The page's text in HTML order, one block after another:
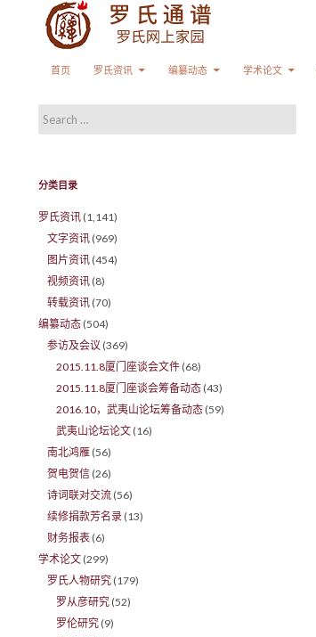
首页
罗氏资讯 编纂动态 学术论文
Search for:
分类目录
罗氏资讯 (1,141)
文字资讯 (969)
图片资讯 (454)
视频资讯 (8)
转载资讯 (70)
编纂动态 (504)
参访及会议 (369)
2015.11.8厦门座谈会文件 (68)
2015.11.8厦门座谈会筹备动态 (43)
2016.10，武夷山论坛筹备动态 (59)
武夷山论坛论文 (16)
南北鸿雁 (56)
贺电贺信 (26)
诗词联对交流 (56)
续修捐款芳名录 (13)
财务报表 (6)
学术论文 (299)
罗氏人物研究 (179)
罗从彦研究 (52)
罗伦研究 (9)